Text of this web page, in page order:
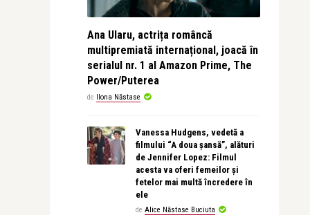
Ana Ularu, actrița româncă
multipremiată internațional, joacă în
serialul nr. 1 al Amazon Prime, The
Power/Puterea
de Ilona Năstase
Vanessa Hudgens, vedetă a
filmului “A doua șansă”, alături
de Jennifer Lopez: Filmul
acesta va oferi femeilor și
fetelor mai multă încredere în
ele
de Alice Năstase Buciuta